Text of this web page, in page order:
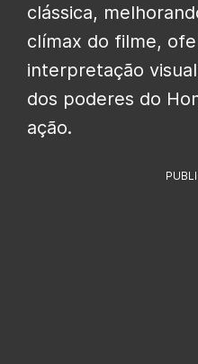
clássica,
clímax do filme,
interpretação
dos poderes do
ação.